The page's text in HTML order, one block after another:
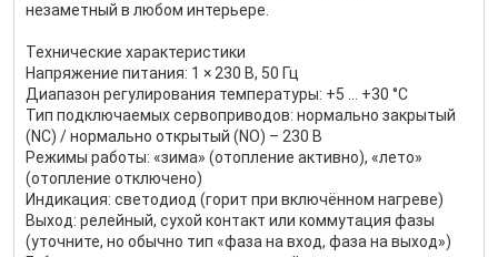
незаметный в любом интерьере.
Технические характеристики
Напряжение питания: 1 × 230 В, 50 Гц
Диапазон регулирования температуры: +5 … +30 °C
Тип подключаемых сервоприводов: нормально закрытый
(NC) / нормально открытый (NO) – 230 В
Режимы работы: «зима» (отопление активно), «лето»
(отопление отключено)
Индикация: светодиод (горит при включённом нагреве)
Выход: релейный, сухой контакт или коммутация фазы
(уточните, но обычно тип «фаза на вход, фаза на выход»)